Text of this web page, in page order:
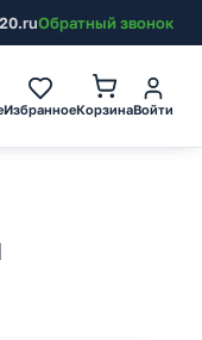
Обратный звонок
ИзбранноеКорзинаВойти